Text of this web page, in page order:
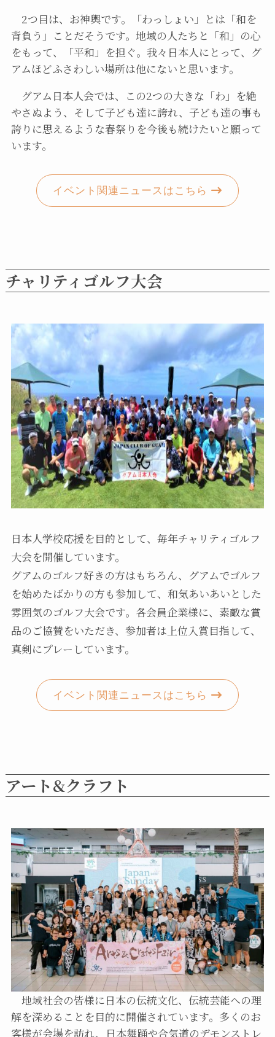
2つ目は、お神輿です。「わっしょい」とは「和を
背負う」ことだそうです。地域の人たちと「和」の心
をもって、「平和」を担ぐ。我々日本人にとって、グ
アムほどふさわしい場所は他にないと思います。
グアム日本人会では、この2つの大きな「わ」を絶
やさぬよう、そして子ども達に誇れ、子ども達の事も
誇りに思えるような春祭りを今後も続けたいと願って
います。
イベント関連ニュースはこちら
チャリティゴルフ大会
日本人学校応援を目的として、毎年チャリティゴルフ
大会を開催しています。
グアムのゴルフ好きの方はもちろん、グアムでゴルフ
を始めたばかりの方も参加して、和気あいあいとした
雰囲気のゴルフ大会です。各会員企業様に、素敵な賞
品のご協賛をいただき、参加者は上位入賞目指して、
真剣にプレーしています。
イベント関連ニュースはこちら
アート&クラフト
地域社会の皆様に日本の伝統文化、伝統芸能への理
解を深めることを目的に開催されています。多くのお
客様が会場を訪れ、日本舞踊や合気道のデモンストレ